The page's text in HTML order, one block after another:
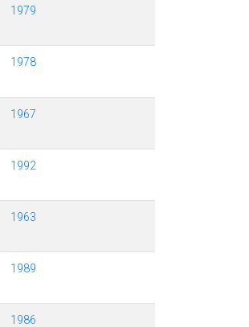
1979
1978
1967
1992
1963
1989
1986